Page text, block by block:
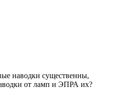
наводки существенны,
от ламп и ЭПРА их?